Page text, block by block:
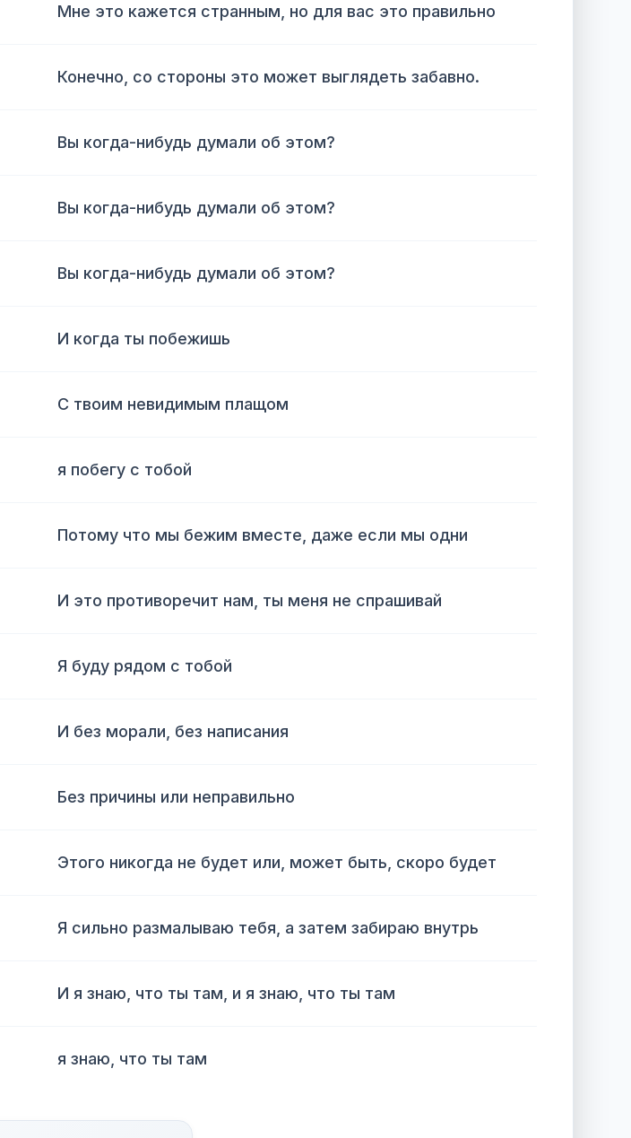
Мне это кажется странным, но для вас это правильно
Конечно, со стороны это может выглядеть забавно.
Вы когда-нибудь думали об этом?
Вы когда-нибудь думали об этом?
Вы когда-нибудь думали об этом?
И когда ты побежишь
С твоим невидимым плащом
я побегу с тобой
Потому что мы бежим вместе, даже если мы одни
И это противоречит нам, ты меня не спрашивай
Я буду рядом с тобой
И без морали, без написания
Без причины или неправильно
Этого никогда не будет или, может быть, скоро будет
Я сильно размалываю тебя, а затем забираю внутрь
И я знаю, что ты там, и я знаю, что ты там
я знаю, что ты там